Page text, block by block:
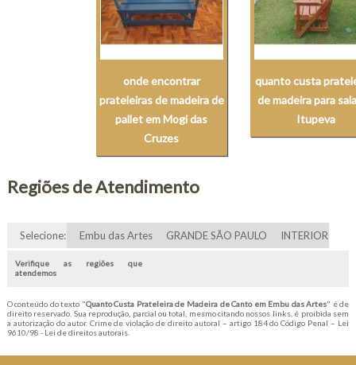
onde encontrar
prateleiras de madeira de
pallet em Mogi das
Cruzes
quanto custa
de madeira para
Itupeva
Regiões de Atendimento
Selecione: Embu das Artes GRANDE SÃO PAULO INTERIOR
Verifique as regiões que
atendemos
O conteúdo do texto "Quanto Custa Prateleira de Madeira de Canto em Embu das Artes" é de
direito reservado. Sua reprodução, parcial ou total, mesmo citando nossos links, é proibida sem
a autorização do autor. Crime de violação de direito autoral – artigo 184 do Código Penal – Lei
9610/98 - Lei de direitos autorais.